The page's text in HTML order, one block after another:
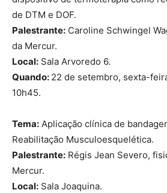
de DTM e DOF.
Palestrante: Caroline Schwingel
da Mercur.
Local: Sala Arvoredo 6.
Quando: 22 de setembro, sexta-
10h45.
Tema: Aplicação clínica de
Reabilitação Musculoesquelética.
Palestrante: Régis Jean Severo,
Mercur.
Local: Sala Joaquina.